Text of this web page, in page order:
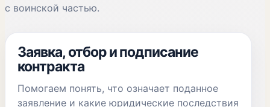
с воинской частью.
Заявка, отбор и подписание
контракта
Помогаем понять, что означает поданное
заявление и какие юридические последствия